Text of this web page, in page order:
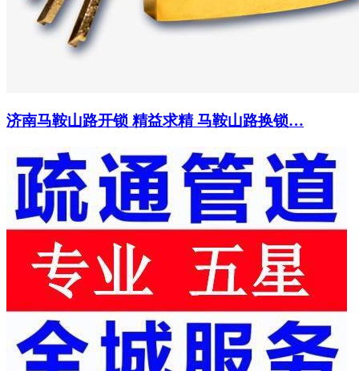
济南马鞍山路开锁 精益求精 马鞍山路换锁…